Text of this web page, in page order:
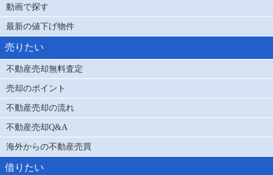
動画で探す
最新の値下げ物件
売りたい
不動産売却無料査定
売却のポイント
不動産売却の流れ
不動産売却Q&A
海外からの不動産売買
借りたい